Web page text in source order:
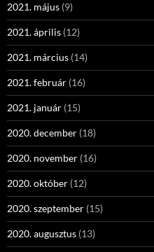
2021. május (9)
2021. április (12)
2021. március (14)
2021. február (16)
2021. január (15)
2020. december (18)
2020. november (16)
2020. október (12)
2020. szeptember (15)
2020. augusztus (13)